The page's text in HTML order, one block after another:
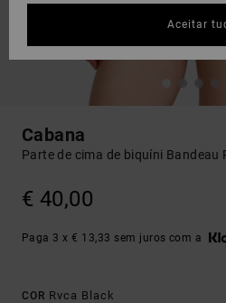
Cabana
Parte de cima de biquíni Bandeau
€ 40,00
Paga 3 x € 13,33 sem juros com a
COR Rvca Black
Aceitar